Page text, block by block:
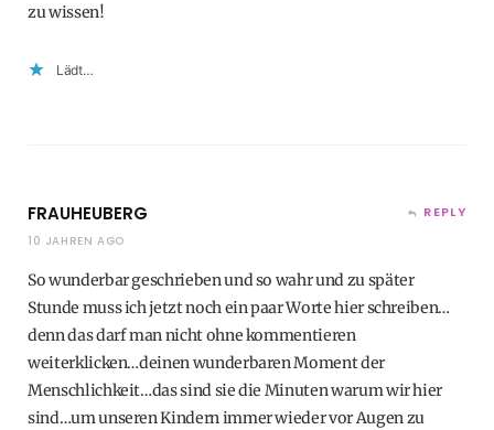
zu wissen!
Lädt…
FRAUHEUBERG
10 JAHREN AGO
REPLY
So wunderbar geschrieben und so wahr und zu später
Stunde muss ich jetzt noch ein paar Worte hier schreiben…
denn das darf man nicht ohne kommentieren
weiterklicken…deinen wunderbaren Moment der
Menschlichkeit…das sind sie die Minuten warum wir hier
sind…um unseren Kindern immer wieder vor Augen zu